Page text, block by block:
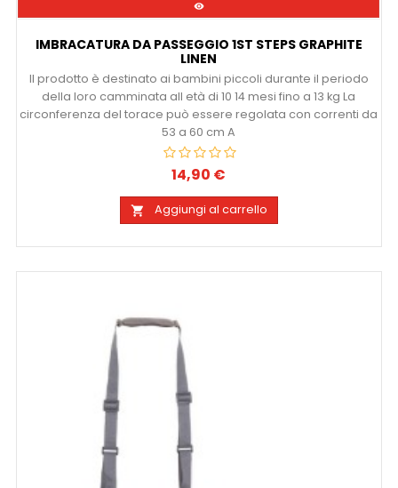

IMBRACATURA DA PASSEGGIO 1ST STEPS GRAPHITE
LINEN
Il prodotto è destinato ai bambini piccoli durante il periodo
della loro camminata all età di 10 14 mesi fino a 13 kg La
circonferenza del torace può essere regolata con correnti da
53 a 60 cm A
Prezzo
14,90 €
 Aggiungi al carrello